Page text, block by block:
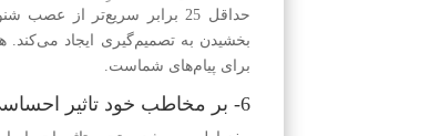
حداقل 25 برابر سریع‌تر از
بخشیدن به تصمیم‌گیری ایجاد می‌کند.
برای پیام‌های شماست.
6- بر مخاطب خود تاثیر احساسی بگذارید: